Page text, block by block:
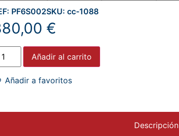
PF6S002SKU: cc-1088
€
Añadir al carrito
Añadir a favoritos
Descripción